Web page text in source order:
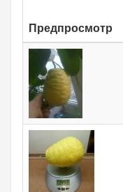
Предпросмотр